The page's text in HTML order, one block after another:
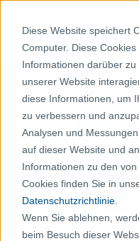
Diese Website speichert
Computer. Diese
Informationen darüber
unserer Website
diese Informationen, um
zu verbessern und
Analysen und
auf dieser Website und
Informationen zu den
Cookies finden Sie in
Datenschutzrichtlinie.
Wenn Sie ablehnen,
beim Besuch dieser